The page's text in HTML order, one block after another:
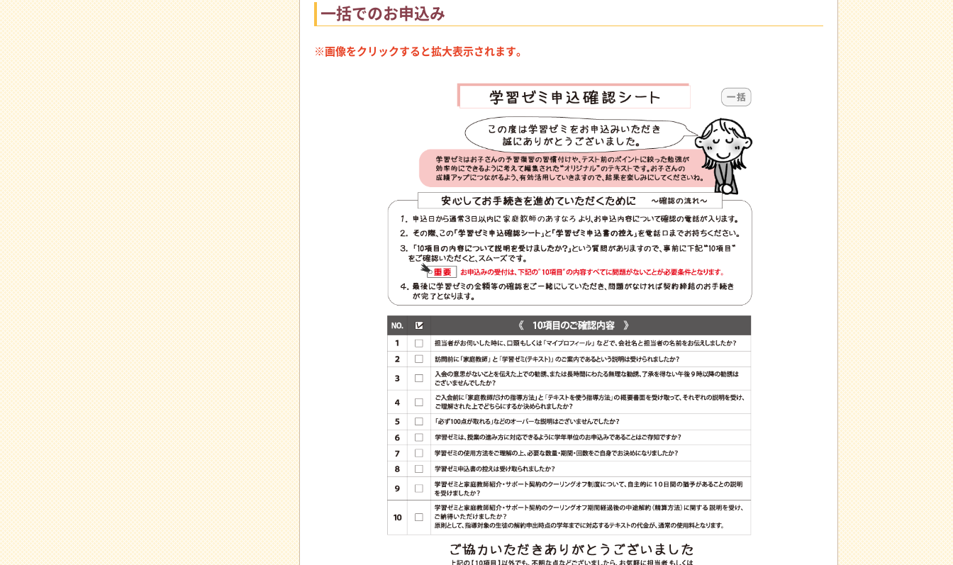
一括でのお申込み
※画像をクリックすると拡大表示されます。